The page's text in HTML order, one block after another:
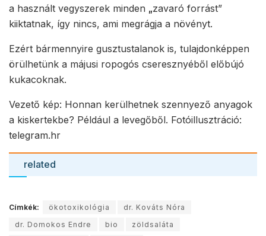
a használt vegyszerek minden „zavaró forrást”
kiiktatnak, így nincs, ami megrágja a növényt.
Ezért bármennyire gusztustalanok is, tulajdonképpen
örülhetünk a májusi ropogós cseresznyéből előbújó
kukacoknak.
Vezető kép: Honnan kerülhetnek szennyező anyagok
a kiskertekbe? Például a levegőből. Fotóillusztráció:
telegram.hr
related
Címkék: ökotoxikológia
dr. Kováts Nóra
dr. Domokos Endre
bio
zöldsaláta